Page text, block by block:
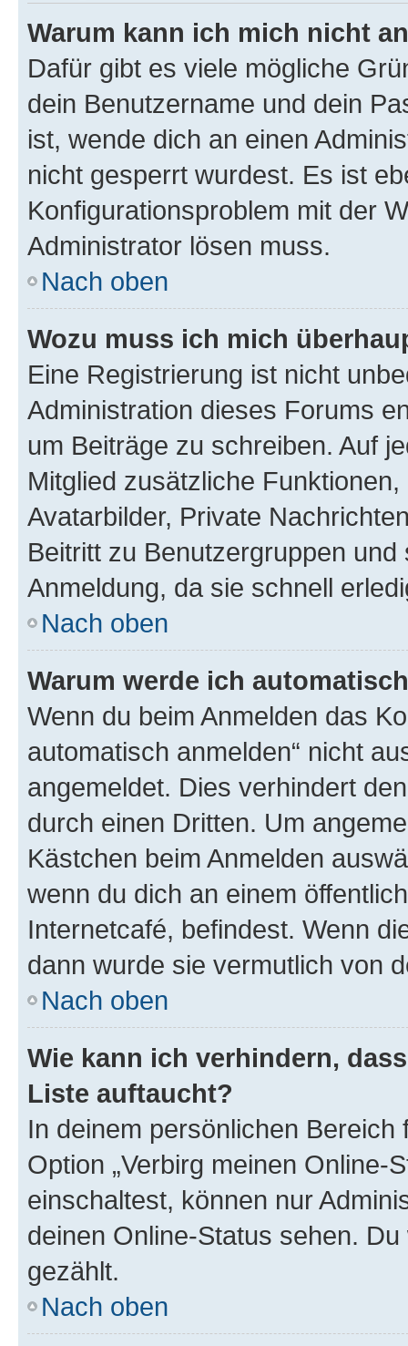
Warum kann ich mich nicht
Dafür gibt es viele mögliche
dein Benutzername und dein
ist, wende dich an einen
nicht gesperrt wurdest. Es ist
Konfigurationsproblem mit der
Administrator lösen muss.
Nach oben
Wozu muss ich mich
Eine Registrierung ist nicht
Administration dieses Forums
um Beiträge zu schreiben. Auf
Mitglied zusätzliche
Avatarbilder, Private
Beitritt zu Benutzergruppen
Anmeldung, da sie schnell
Nach oben
Warum werde ich
Wenn du beim Anmelden das
automatisch anmelden“ nicht
angemeldet. Dies verhindert
durch einen Dritten. Um
Kästchen beim Anmelden
wenn du dich an einem
Internetcafé, befindest. Wenn
dann wurde sie vermutlich von
Nach oben
Wie kann ich verhindern,
Liste auftaucht?
In deinem persönlichen
Option „Verbirg meinen Online-
einschaltest, können nur
deinen Online-Status sehen.
gezählt.
Nach oben